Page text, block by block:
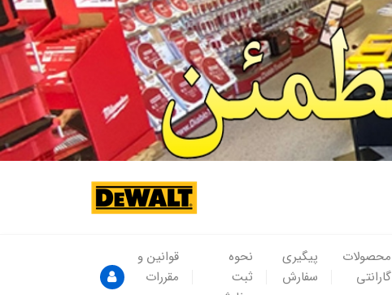
محصولات
گارانتی
پیگیری
سفارش
نحوه
ثبت
قوانین و
مقررات